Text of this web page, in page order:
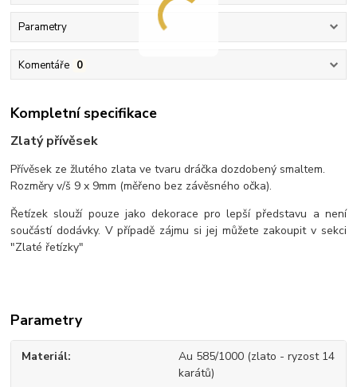
Parametry
Komentáře 0
Kompletní specifikace
Zlatý přívěsek
Přívěsek ze žlutého zlata ve tvaru dráčka dozdobený smaltem.
Rozměry v/š 9 x 9mm (měřeno bez závěsného očka).
Řetízek slouží pouze jako dekorace pro lepší představu a není
součástí dodávky. V případě zájmu si jej můžete zakoupit v sekci
"Zlaté řetízky"
Parametry
Materiál
Au 585/1000 (zlato - ryzost 14
karátů)